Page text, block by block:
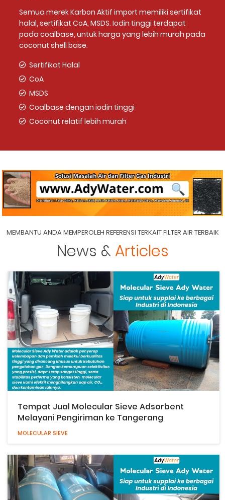
Semua merek Karbon Aktif import memiliki sertifikat
halal, sertifikat CoA, MSDS. Iodin tinggi terdapat
pada coalbase, untuk harga yang lebih murah pada
coconut shell base.
Sertifikat Halal
CoA
MSDS
Coalbase dengan iodin tinggi
Coconut relatif lebih murah
MEMBANTU ANDA MEMPEROLEH REFERENSI TERKAIT FILTER AIR TERBAIK
News &Articles
Tempat Jual Molecular Sieve Adsorbent
Melayani Pengiriman ke Tangerang
MOLECULAR SIEVE